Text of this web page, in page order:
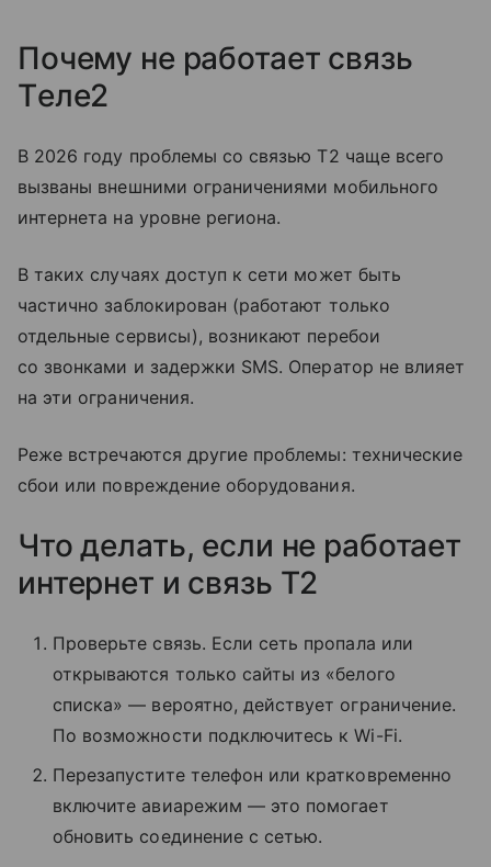
Почему не работает связь
Tеле2
В 2026 году проблемы со связью T2 чаще всего
вызваны внешними ограничениями мобильного
интернета на уровне региона.
В таких случаях доступ к сети может быть
частично заблокирован (работают только
отдельные сервисы), возникают перебои
со звонками и задержки SMS. Оператор не влияет
на эти ограничения.
Реже встречаются другие проблемы: технические
сбои или повреждение оборудования.
Что делать, если не работает
интернет и связь T2
Проверьте связь. Если сеть пропала или
открываются только сайты из «белого
списка» — вероятно, действует ограничение.
По возможности подключитесь к Wi-Fi.
Перезапустите телефон или кратковременно
включите авиарежим — это помогает
обновить соединение с сетью.